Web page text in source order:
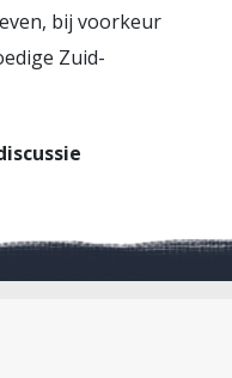
bij voorkeur
Zuid-